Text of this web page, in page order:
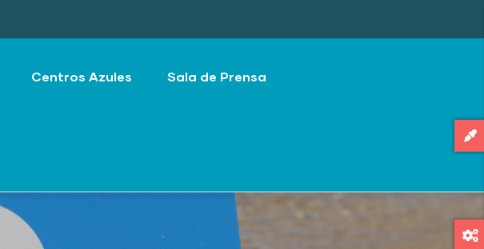
Centros Azules Sala de Prensa